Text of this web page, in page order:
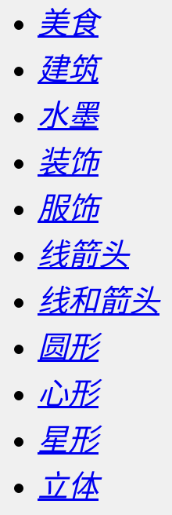
美食
建筑
水墨
装饰
服饰
线箭头
线和箭头
圆形
心形
星形
立体